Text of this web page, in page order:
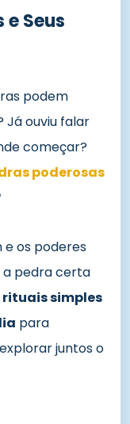
Seus
podem
Já ouviu falar
começar?
poderosas
e os poderes
a pedra certa
rituais simples
para
juntos o